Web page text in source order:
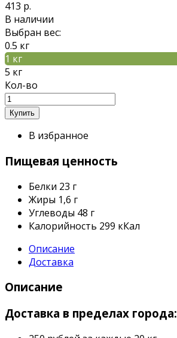
413 р.
В наличии
Выбран вес:
0.5 кг
1 кг
5 кг
Кол-во
В избранное
Пищевая ценность
Белки 23 г
Жиры 1,6 г
Углеводы 48 г
Калорийность 299 кКал
Описание
Доставка
Описание
Доставка в пределах города: